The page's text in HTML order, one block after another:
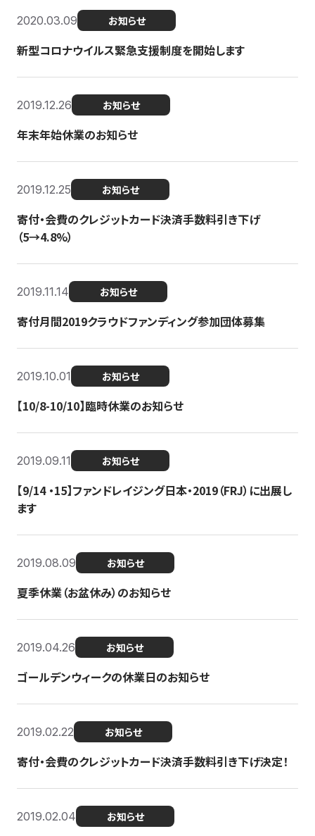
2020.03.09 お知らせ
新型コロナウイルス緊急支援制度を開始します
2019.12.26 お知らせ
年末年始休業のお知らせ
2019.12.25 お知らせ
寄付・会費のクレジットカード決済手数料引き下げ
（5→4.8%）
2019.11.14 お知らせ
寄付月間2019クラウドファンディング参加団体募集
2019.10.01 お知らせ
【10/8-10/10】臨時休業のお知らせ
2019.09.11 お知らせ
【9/14 ・15】ファンドレイジング日本・2019（FRJ）に出展し
ます
2019.08.09 お知らせ
夏季休業（お盆休み）のお知らせ
2019.04.26 お知らせ
ゴールデンウィークの休業日のお知らせ
2019.02.22 お知らせ
寄付・会費のクレジットカード決済手数料引き下げ決定！
2019.02.04 お知らせ